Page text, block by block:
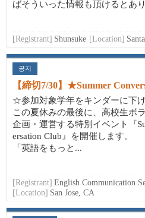
ばそういった情報も頂けるとあ
[Registrant] Shunsuke [Location]
공지
【締切7/30】★Summer
☆参加対象学年をキンダーに下
この夏休みの最後に、高校生ボ
企画・運営する特別イベント『
ersation Club』を開催します。
「英語をもっと...
[Registrant] English Communication
[Location] San Jose, CA